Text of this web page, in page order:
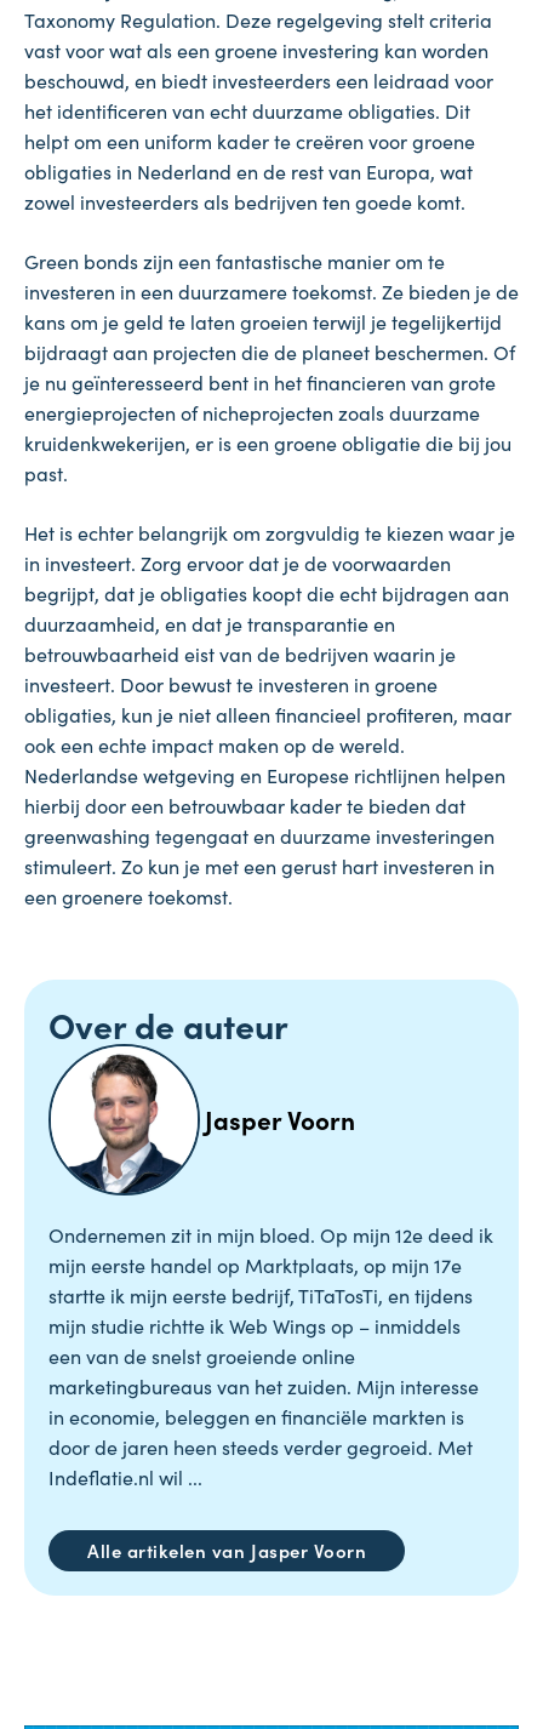
Taxonomy Regulation. Deze regelgeving stelt criteria
vast voor wat als een groene investering kan worden
beschouwd, en biedt investeerders een leidraad voor
het identificeren van echt duurzame obligaties. Dit
helpt om een uniform kader te creëren voor groene
obligaties in Nederland en de rest van Europa, wat
zowel investeerders als bedrijven ten goede komt.
Green bonds zijn een fantastische manier om te
investeren in een duurzamere toekomst. Ze bieden je de
kans om je geld te laten groeien terwijl je tegelijkertijd
bijdraagt aan projecten die de planeet beschermen. Of
je nu geïnteresseerd bent in het financieren van grote
energieprojecten of nicheprojecten zoals duurzame
kruidenkwekerijen, er is een groene obligatie die bij jou
past.
Het is echter belangrijk om zorgvuldig te kiezen waar je
in investeert. Zorg ervoor dat je de voorwaarden
begrijpt, dat je obligaties koopt die echt bijdragen aan
duurzaamheid, en dat je transparantie en
betrouwbaarheid eist van de bedrijven waarin je
investeert. Door bewust te investeren in groene
obligaties, kun je niet alleen financieel profiteren, maar
ook een echte impact maken op de wereld.
Nederlandse wetgeving en Europese richtlijnen helpen
hierbij door een betrouwbaar kader te bieden dat
greenwashing tegengaat en duurzame investeringen
stimuleert. Zo kun je met een gerust hart investeren in
een groenere toekomst.
Over de auteur
Jasper Voorn
Ondernemen zit in mijn bloed. Op mijn 12e deed ik
mijn eerste handel op Marktplaats, op mijn 17e
startte ik mijn eerste bedrijf, TiTaTosTi, en tijdens
mijn studie richtte ik Web Wings op – inmiddels
een van de snelst groeiende online
marketingbureaus van het zuiden. Mijn interesse
in economie, beleggen en financiële markten is
door de jaren heen steeds verder gegroeid. Met
Indeflatie.nl wil ...
Alle artikelen van Jasper Voorn